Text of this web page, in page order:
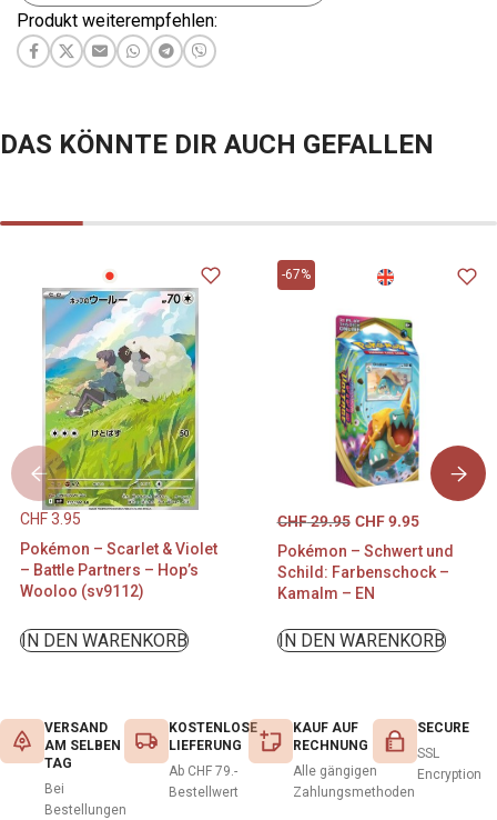
Produkt weiterempfehlen:
DAS KÖNNTE DIR AUCH GEFALLEN
CHF3.95
Pokémon – Scarlet & Violet
– Battle Partners – Hop’s
Wooloo (sv9112)
IN DEN WARENKORB
-67%
CHF29.95 CHF9.95
Pokémon – Schwert und
Schild: Farbenschock –
Kamalm – EN
IN DEN WARENKORB
VERSAND
AM SELBEN
TAG
Bei
Bestellungen
KOSTENLOSE
LIEFERUNG
Ab CHF 79.-
Bestellwert
KAUF AUF
RECHNUNG
Alle gängigen
Zahlungsmethoden
SECURE
SSL
Encryption